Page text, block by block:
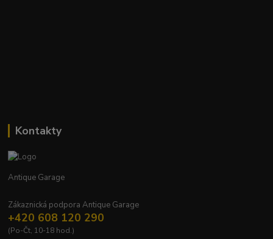
Kontakty
Antique Garage
Zákaznická podpora Antique Garage
+420 608 120 290
(Po-Čt, 10-18 hod.)